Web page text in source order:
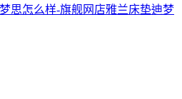
雅兰床垫迪梦